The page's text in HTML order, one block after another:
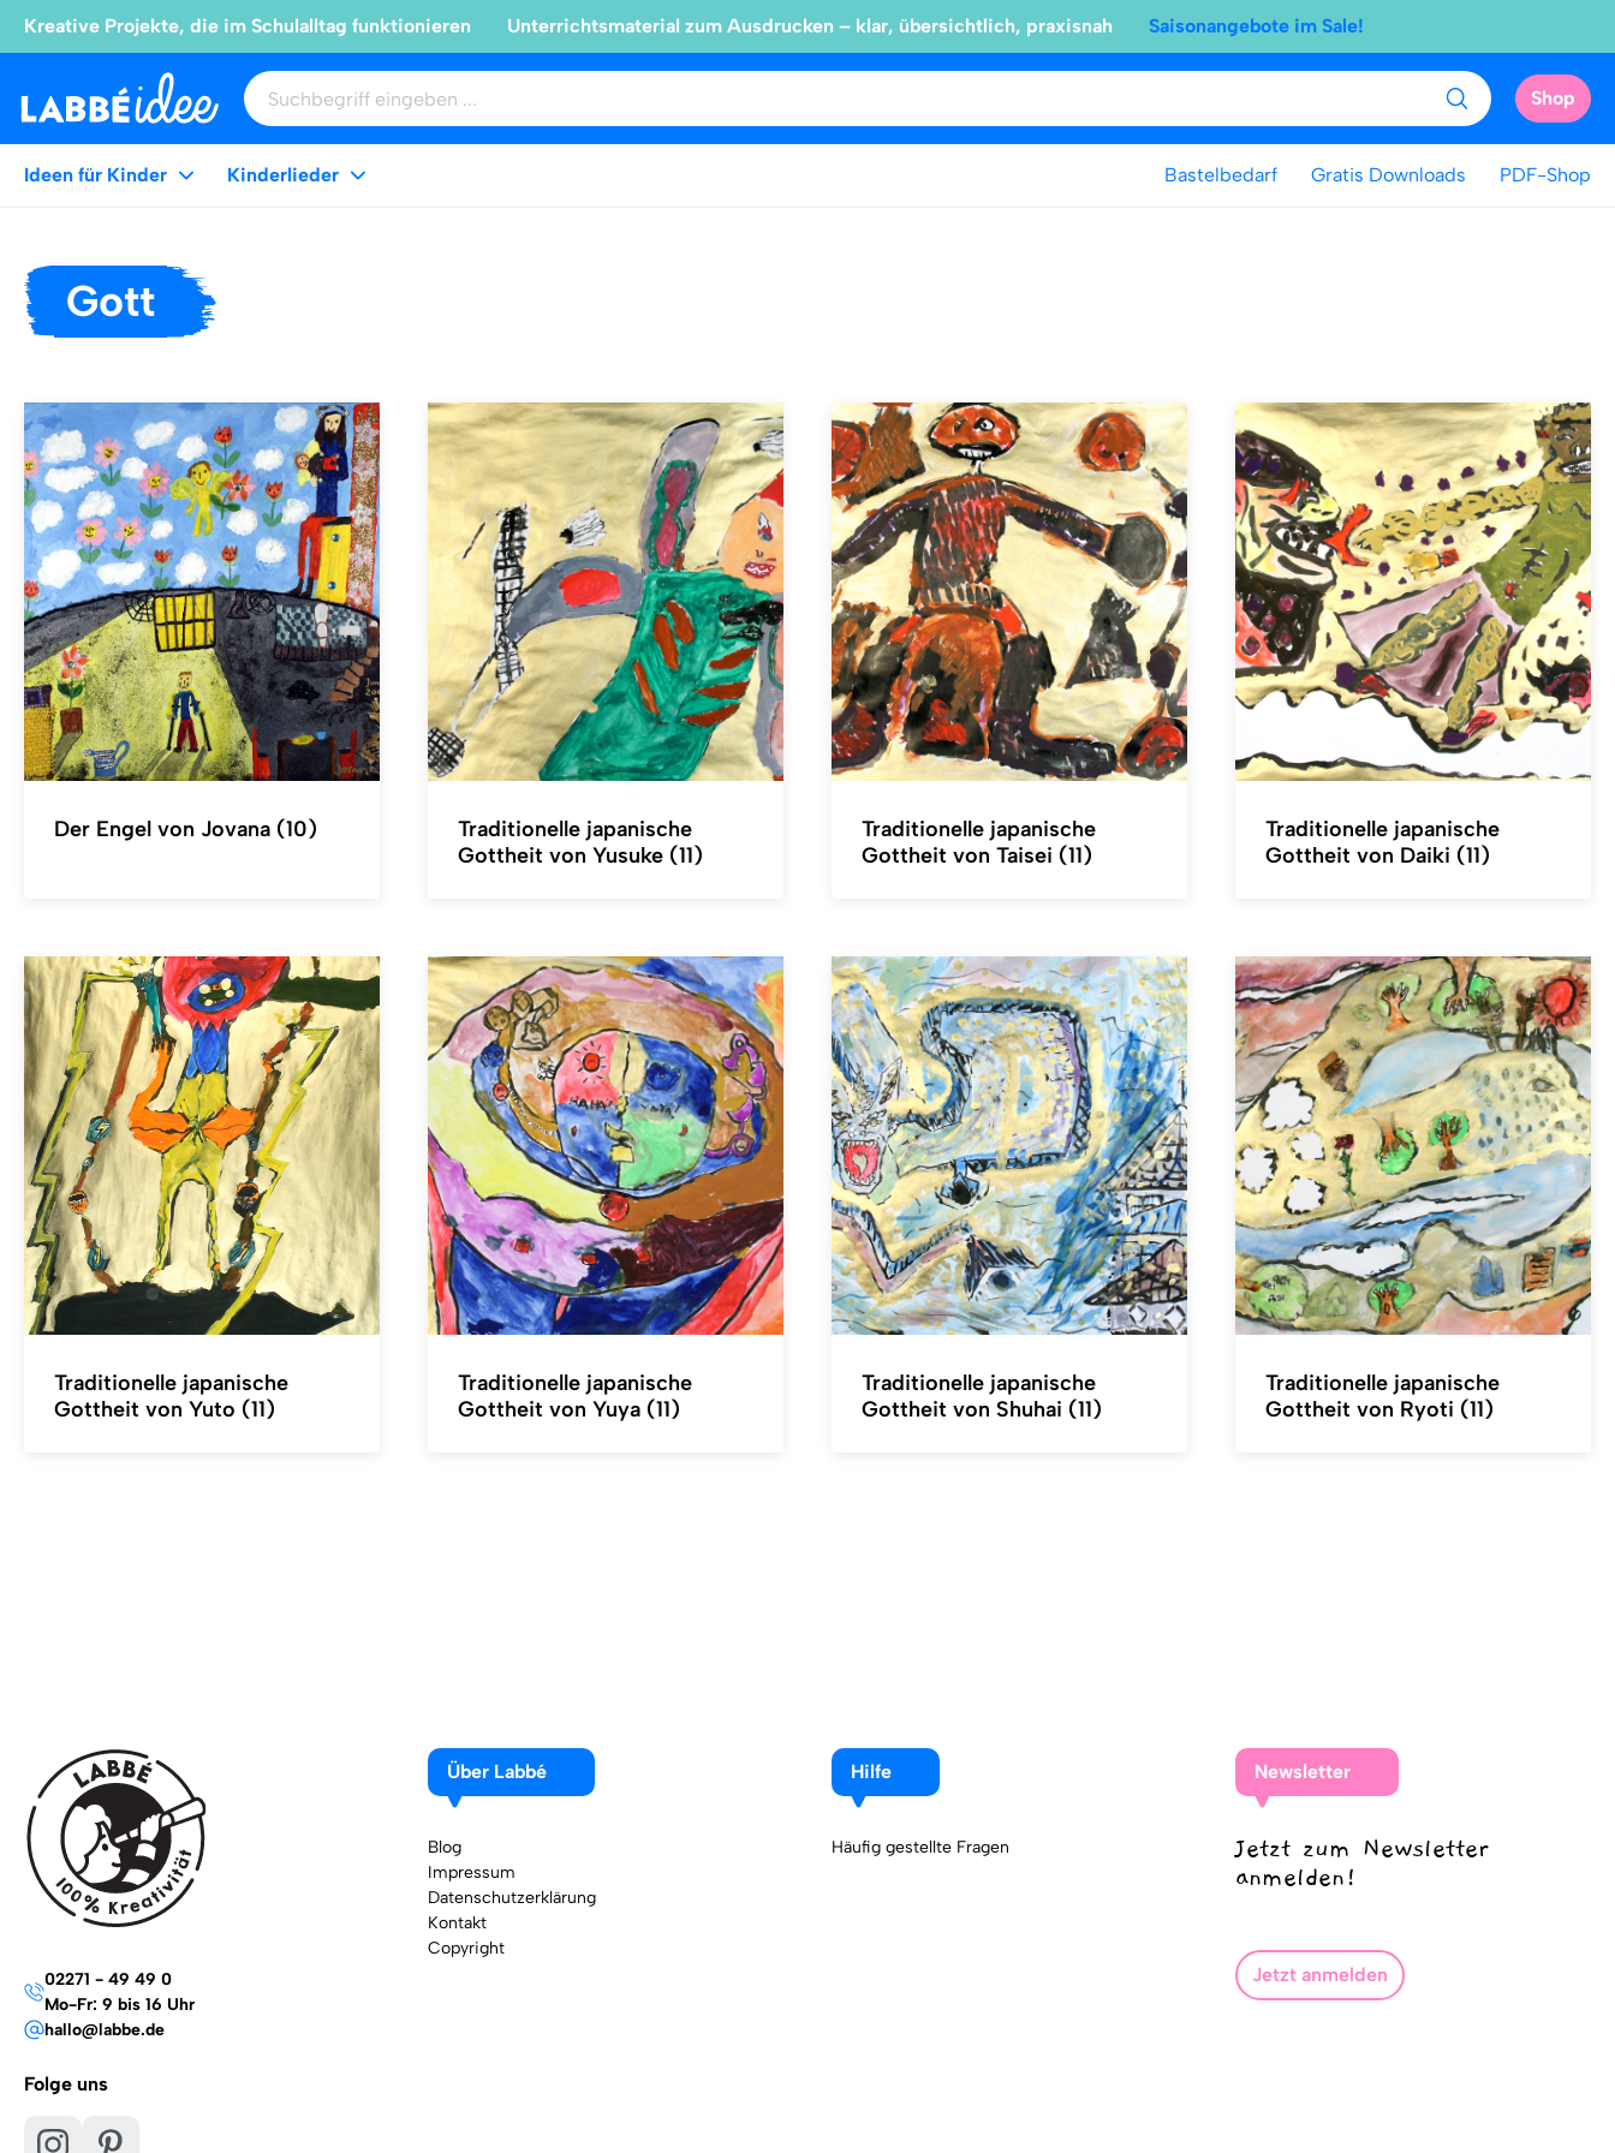
Kreative Projekte, die im Schulalltag funktionieren Unterrichtsmaterial zum Ausdrucken – klar, übersichtlich, praxisnah Saisonangebote im Sale!
Shop
Ideen für Kinder Kinderlieder Bastelbedarf Gratis Downloads PDF-Shop
Gott
Der Engel von Jovana (10)
Traditionelle japanische
Gottheit von Yusuke (11)
Traditionelle japanische
Gottheit von Taisei (11)
Traditionelle japanische
Gottheit von Daiki (11)
Traditionelle japanische
Gottheit von Yuto (11)
Traditionelle japanische
Gottheit von Yuya (11)
Traditionelle japanische
Gottheit von Shuhai (11)
Traditionelle japanische
Gottheit von Ryoti (11)
02271 - 49 49 0
Mo-Fr: 9 bis 16 Uhr
hallo@labbe.de
Folge uns
Über Labbé
Blog
Impressum
Datenschutzerklärung
Kontakt
Copyright
Hilfe
Häufig gestellte Fragen
Newsletter
Jetzt zum Newsletter
anmelden!
Jetzt anmelden